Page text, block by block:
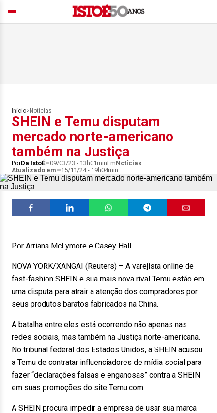
Início> Notícias
SHEIN e Temu disputam
mercado norte-americano
também na Justiça
PorDa IstoÉ 09/03/23 - 13h01minEmNotícias
Atualizado em
15/11/24 - 19h04min
Por Arriana McLymore e Casey Hall
NOVA YORK/XANGAI (Reuters) – A varejista online de
fast-fashion SHEIN e sua mais nova rival Temu estão em
uma disputa para atrair a atenção dos compradores por
seus produtos baratos fabricados na China.
A batalha entre eles está ocorrendo não apenas nas
redes sociais, mas também na Justiça norte-americana.
No tribunal federal dos Estados Unidos, a SHEIN acusou
a Temu de contratar influenciadores de mídia social para
fazer “declarações falsas e enganosas” contra a SHEIN
em suas promoções do site Temu.com.
A SHEIN procura impedir a empresa de usar sua marca